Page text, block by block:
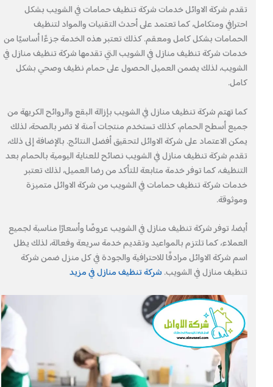
تقدم شركة الاوائل خدمات شركة تنظيف حمامات في الشويب بشكل
احترافي ومتكامل، كما تعتمد على أحدث التقنيات والمواد لتنظيف
الحمامات بشكل كامل ومعقم. كذلك تعتبر هذه الخدمة جزءًا أساسيًا من
خدمات شركة تنظيف منازل في الشويب التي تقدمها شركة تنظيف منازل في
الشويب، لذلك يضمن العميل الحصول على حمام نظيف وصحي بشكل
كامل.
كما تهتم شركة تنظيف منازل في الشويب بإزالة البقع والروائح الكريهة من
جميع أسطح الحمام، كذلك تستخدم منتجات آمنة لا تضر بالصحة، لذلك
يمكن الاعتماد على شركة الاوائل لتحقيق أفضل النتائج. بالإضافة إلى ذلك،
تقدم شركة تنظيف منازل في الشويب نصائح للعناية اليومية بالحمام بعد
التنظيف، كما توفر خدمة متابعة للتأكد من رضا العميل، لذلك تعتبر
خدمات شركة تنظيف حمامات في الشويب من شركة الاوائل متميزة
وموثوقة.
أيضا، توفر شركة تنظيف منازل في الشويب عروضًا وأسعارًا مناسبة لجميع
العملاء، كما تلتزم بالمواعيد وتقديم خدمة سريعة وفعالة، لذلك يظل
اسم شركة الاوائل مرادفًا للاحترافية والجودة في كل منزل ضمن شركة
تنظيف منازل في الشويب.شركة تنظيف منازل في مزيد